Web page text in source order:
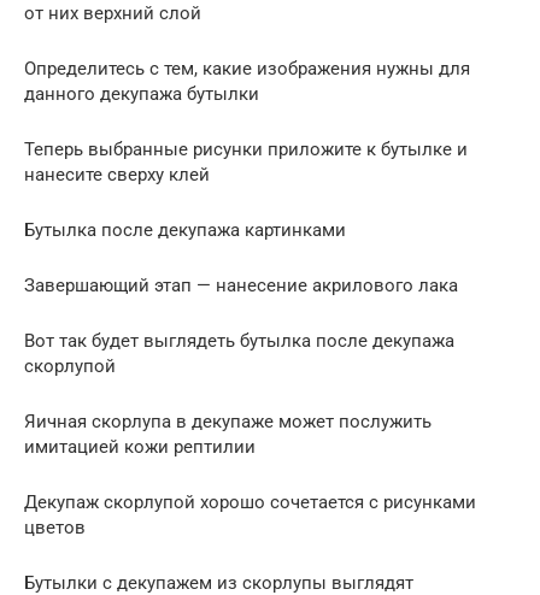
от них верхний слой
Определитесь с тем, какие изображения нужны для
данного декупажа бутылки
Теперь выбранные рисунки приложите к бутылке и
нанесите сверху клей
Бутылка после декупажа картинками
Завершающий этап — нанесение акрилового лака
Вот так будет выглядеть бутылка после декупажа
скорлупой
Яичная скорлупа в декупаже может послужить
имитацией кожи рептилии
Декупаж скорлупой хорошо сочетается с рисунками
цветов
Бутылки с декупажем из скорлупы выглядят